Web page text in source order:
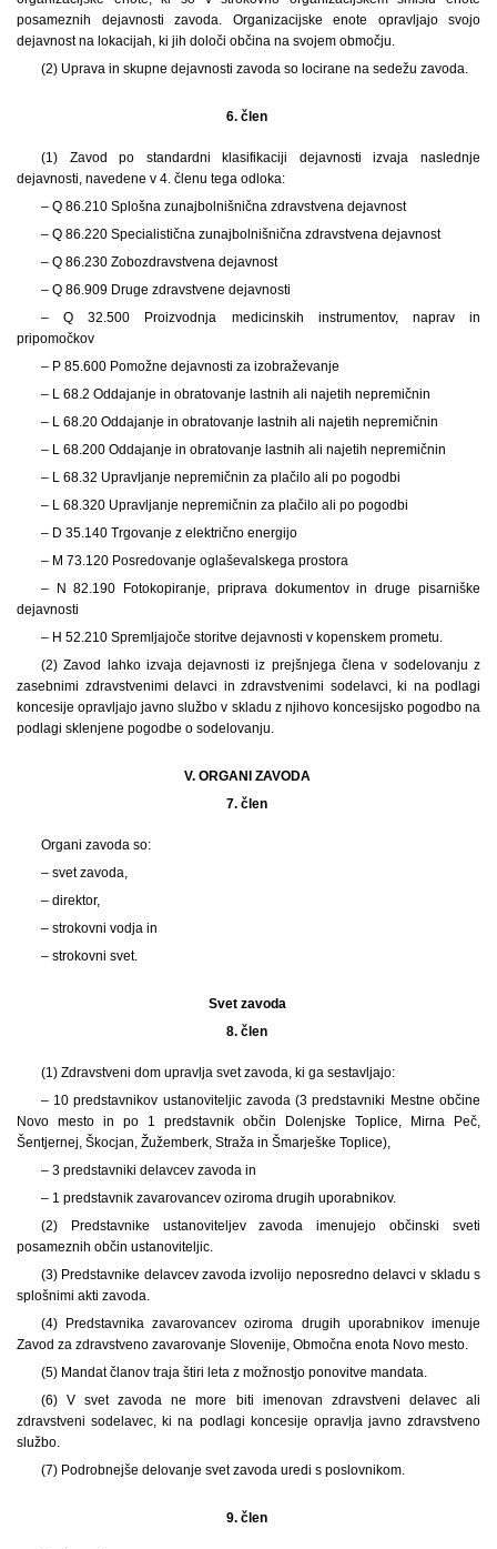
posameznih dejavnosti zavoda. Organizacijske enote opravljajo svojo
dejavnost na lokacijah, ki jih določi občina na svojem območju.
(2) Uprava in skupne dejavnosti zavoda so locirane na sedežu zavoda.
6. člen
(1) Zavod po standardni klasifikaciji dejavnosti izvaja naslednje
dejavnosti, navedene v 4. členu tega odloka:
– Q 86.210 Splošna zunajbolnišnična zdravstvena dejavnost
– Q 86.220 Specialistična zunajbolnišnična zdravstvena dejavnost
– Q 86.230 Zobozdravstvena dejavnost
– Q 86.909 Druge zdravstvene dejavnosti
– Q 32.500 Proizvodnja medicinskih instrumentov, naprav in
pripomočkov
– P 85.600 Pomožne dejavnosti za izobraževanje
– L 68.2 Oddajanje in obratovanje lastnih ali najetih nepremičnin
– L 68.20 Oddajanje in obratovanje lastnih ali najetih nepremičnin
– L 68.200 Oddajanje in obratovanje lastnih ali najetih nepremičnin
– L 68.32 Upravljanje nepremičnin za plačilo ali po pogodbi
– L 68.320 Upravljanje nepremičnin za plačilo ali po pogodbi
– D 35.140 Trgovanje z električno energijo
– M 73.120 Posredovanje oglaševalskega prostora
– N 82.190 Fotokopiranje, priprava dokumentov in druge pisarniške
dejavnosti
– H 52.210 Spremljajoče storitve dejavnosti v kopenskem prometu.
(2) Zavod lahko izvaja dejavnosti iz prejšnjega člena v sodelovanju z
zasebnimi zdravstvenimi delavci in zdravstvenimi sodelavci, ki na podlagi
koncesije opravljajo javno službo v skladu z njihovo koncesijsko pogodbo na
podlagi sklenjene pogodbe o sodelovanju.
V. ORGANI ZAVODA
7. člen
Organi zavoda so:
– svet zavoda,
– direktor,
– strokovni vodja in
– strokovni svet.
Svet zavoda
8. člen
(1) Zdravstveni dom upravlja svet zavoda, ki ga sestavljajo:
– 10 predstavnikov ustanoviteljic zavoda (3 predstavniki Mestne občine
Novo mesto in po 1 predstavnik občin Dolenjske Toplice, Mirna Peč,
Šentjernej, Škocjan, Žužemberk, Straža in Šmarješke Toplice),
– 3 predstavniki delavcev zavoda in
– 1 predstavnik zavarovancev oziroma drugih uporabnikov.
(2) Predstavnike ustanoviteljev zavoda imenujejo občinski sveti
posameznih občin ustanoviteljic.
(3) Predstavnike delavcev zavoda izvolijo neposredno delavci v skladu s
splošnimi akti zavoda.
(4) Predstavnika zavarovancev oziroma drugih uporabnikov imenuje
Zavod za zdravstveno zavarovanje Slovenije, Območna enota Novo mesto.
(5) Mandat članov traja štiri leta z možnostjo ponovitve mandata.
(6) V svet zavoda ne more biti imenovan zdravstveni delavec ali
zdravstveni sodelavec, ki na podlagi koncesije opravlja javno zdravstveno
službo.
(7) Podrobnejše delovanje svet zavoda uredi s poslovnikom.
9. člen